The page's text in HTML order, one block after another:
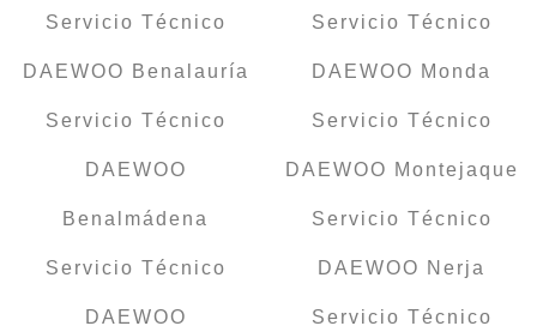
Servicio Técnico
DAEWOO Benalauría
Servicio Técnico
DAEWOO
Benalmádena
Servicio Técnico
DAEWOO
Servicio Técnico
DAEWOO Monda
Servicio Técnico
DAEWOO Montejaque
Servicio Técnico
DAEWOO Nerja
Servicio Técnico